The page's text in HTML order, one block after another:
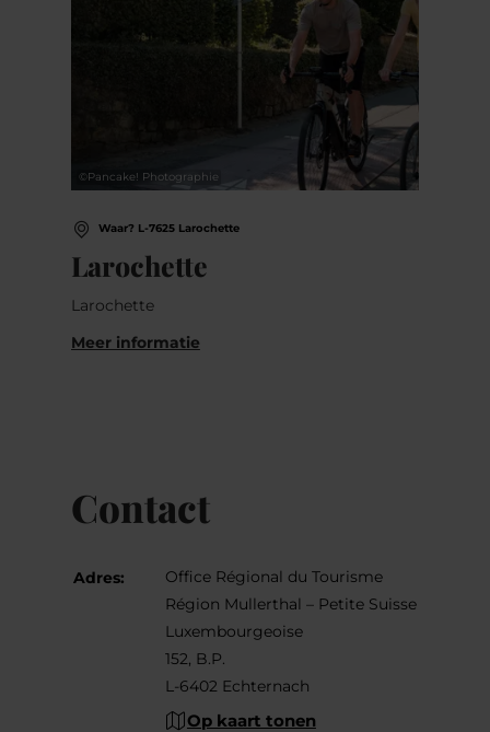
©Pancake! Photographie
Waar? L-7625 Larochette
Larochette
Larochette
Meer informatie
Contact
Adres:
Office Régional du Tourisme
Région Mullerthal – Petite Suisse
Luxembourgeoise
152, B.P.
L-6402 Echternach
Op kaart tonen